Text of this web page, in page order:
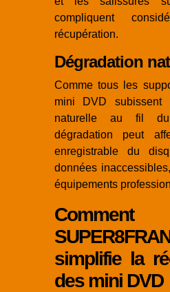
compliquent
récupération.
Dégradation
Comme tous les
mini DVD subissent
naturelle au fil
dégradation peut
enregistrable du
données
équipements
Comment
simplifie la
des mini DVD